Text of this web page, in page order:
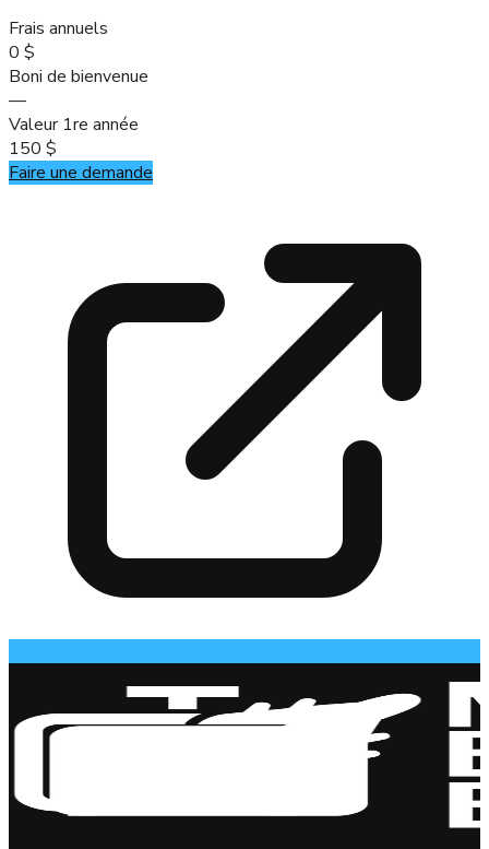
Frais annuels
0 $
Boni de bienvenue
—
Valeur 1re année
150 $
Faire une demande